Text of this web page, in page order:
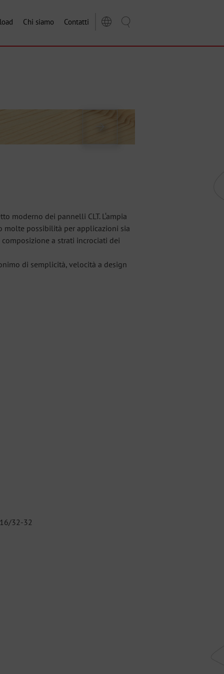
Chi siamo Contatti
moderno dei pannelli CLT. L‘ampia
molte possibilità per applicazioni sia
a strati incrociati dei
di semplicità, velocità a design
32-32